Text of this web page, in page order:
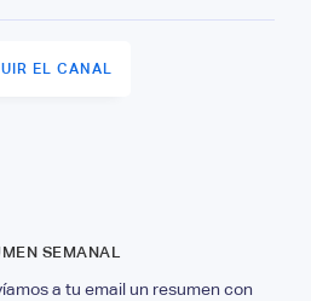
EL CANAL
SEMANAL
a tu email un resumen con